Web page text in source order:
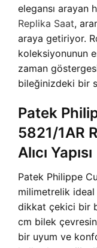
elegansı arayan
Replika Saat,
araya getiriyor.
koleksiyonunun
zaman
bileğinizdeki bir
Patek
5821/1AR
Alıcı Yapısı
Patek Philippe
milimetrelik ideal
dikkat çekici bir
cm bilek
bir uyum ve